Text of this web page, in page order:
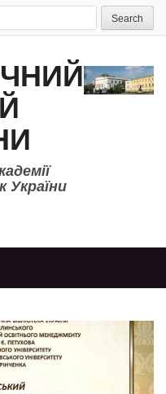
України